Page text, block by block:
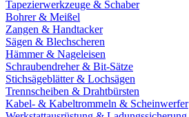
Tapezierwerkzeuge & Schaber
Bohrer & Meißel
Zangen & Handtacker
Sägen & Blechscheren
Hämmer & Nageleisen
Schraubendreher & Bit-Sätze
Stichsägeblätter & Lochsägen
Trennscheiben & Drahtbürsten
Kabel- & Kabeltrommeln & Scheinwerfer